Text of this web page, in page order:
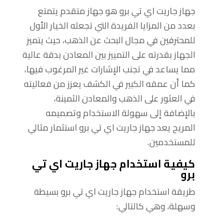
جهاز جاريت اي تي برو هو جهاز متقدم يتمتع
بعدد من المزايا الفريدة التي تجعله الخيار الأول
للمحترفين في مجال البحث عن الذهب، حيث يتميز
الجهاز بقدرته على التمييز بين المعادن بدقة عالية
مما يساعد في تجنب الإشارات غير المرغوب فيها،
كما أن عمقه الكبير في الكشف يعزز من فعاليته
في العثور على الذهب والمعادن الثمينة،
بالإضافة إلى سهولة الاستخدام وتصميمه
المريح يعد جهاز جاريت اي تي برو استثمار مثالي
للمستخدمين.
كيفية استخدام جهاز جاريت اي تي
برو
طريقة استخدام جهاز جاريت اي تي برو بسيطة
وسهلة، وهي كالتالي: